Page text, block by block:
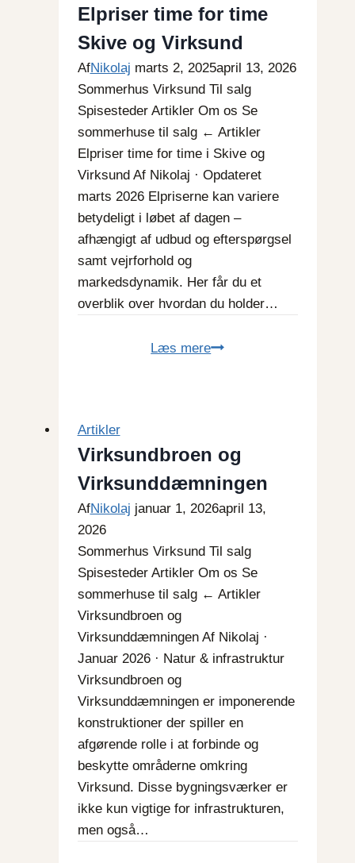
Elpriser time for time
Skive og Virksund
AfNikolaj marts 2, 2025april 13, 2026
Sommerhus Virksund Til salg
Spisesteder Artikler Om os Se
sommerhuse til salg ← Artikler
Elpriser time for time i Skive og
Virksund Af Nikolaj · Opdateret
marts 2026 Elpriserne kan variere
betydeligt i løbet af dagen –
afhængigt af udbud og efterspørgsel
samt vejrforhold og
markedsdynamik. Her får du et
overblik over hvordan du holder…
Læs mereElpriser
og
Virksund
Artikler
Virksundbroen og
Virksunddæmningen
AfNikolaj januar 1, 2026april 13,
2026
Sommerhus Virksund Til salg
Spisesteder Artikler Om os Se
sommerhuse til salg ← Artikler
Virksundbroen og
Virksunddæmningen Af Nikolaj ·
Januar 2026 · Natur & infrastruktur
Virksundbroen og
Virksunddæmningen er imponerende
konstruktioner der spiller en
afgørende rolle i at forbinde og
beskytte områderne omkring
Virksund. Disse bygningsværker er
ikke kun vigtige for infrastrukturen,
men også…